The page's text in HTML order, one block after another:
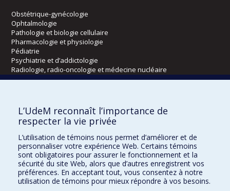
Obstétrique-gynécologie
Ophtalmologie
Pathologie et biologie cellulaire
Pharmacologie et physiologie
Pédiatrie
Psychiatrie et d’addictologie
Radiologie, radio-oncologie et médecine nucléaire
Écoles
Kinésiologie et des sciences de l’activité physique
Orthophonie et audiologie
Réadaptation
Directions
DPC
CPASS
L’UdeM reconnaît l’importance de
respecter la vie privée
L’utilisation de témoins nous permet d’améliorer et de
personnaliser votre expérience Web. Certains témoins
sont obligatoires pour assurer le fonctionnement et la
sécurité du site Web, alors que d’autres enregistrent vos
préférences. En acceptant tout, vous consentez à notre
utilisation de témoins pour mieux répondre à vos besoins.